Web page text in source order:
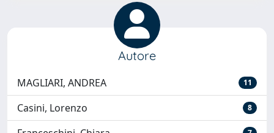
Autore
MAGLIARI, ANDREA 11
Casini, Lorenzo 8